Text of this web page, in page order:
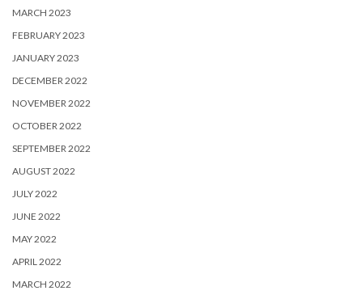
MARCH 2023
FEBRUARY 2023
JANUARY 2023
DECEMBER 2022
NOVEMBER 2022
OCTOBER 2022
SEPTEMBER 2022
AUGUST 2022
JULY 2022
JUNE 2022
MAY 2022
APRIL 2022
MARCH 2022